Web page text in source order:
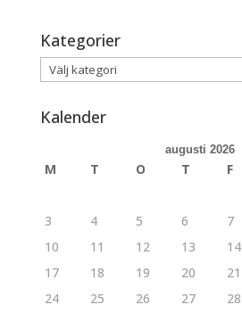
Kategorier
Kategorier
Kalender
augusti 2026
M T O T F
3
4 5 6 7
10
11 12 13 14
17
18 19 20 21
24
25 26 27 28